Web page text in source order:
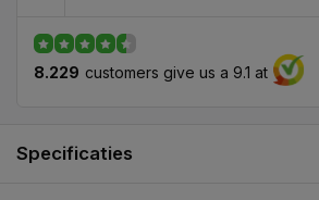
8.229 customers give us a 9.1 at
Specificaties